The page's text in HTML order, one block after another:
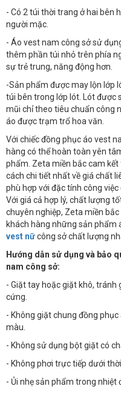
- Có 2 túi thời trang ở hai bên
người mặc.
- Áo vest nam công sở sử
thêm phần túi nhỏ trên phía
sự trẻ trung, năng động hơn.
-Sản phẩm được may lộn lớp
túi bên trong lớp lót. Lót được
mũi chỉ theo tiêu chuẩn công
áo được trạm trổ hoa văn.
Với chiếc đồng phục áo vest
hàng có thể hoàn toàn yên
phẩm. Zeta miền bắc cam
cách chi tiết nhất về giá chất
phù hợp với đặc tính công
Với giá cả hợp lý, chất lượng
chuyên nghiệp, Zeta miền
khách hàng những sản phẩm
vest nữcông sở chất lượng
Hướng dẫn sử dụng và bảo
nam công sở:
- Giặt tay hoặc giặt khô,
cứng.
- Không giặt chung đồng
màu.
- Không sử dụng bột giặt có
- Không phơi trực tiếp dưới
- Ủi nhẹ sản phẩm trong nhiệt